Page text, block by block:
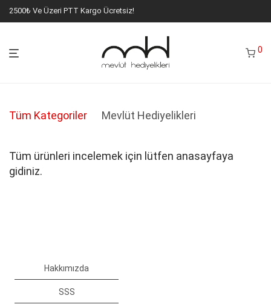
2500₺ Ve Üzeri PTT Kargo Ücretsiz!
0
Tüm Kategoriler Mevlüt Hediyelikleri
Tüm ürünleri incelemek için lütfen anasayfaya
gidiniz.
Hakkımızda
SSS